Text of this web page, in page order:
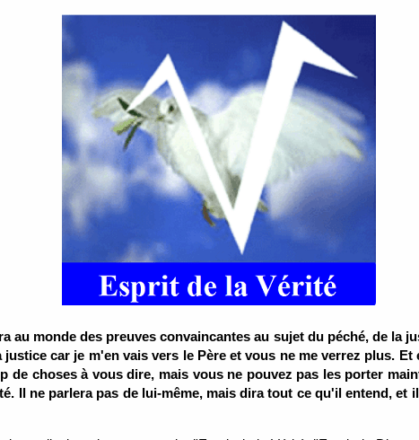
au monde des preuves convaincantes au sujet du péché, de la
car je m'en vais vers le Père et vous ne me verrez plus.
de choses à vous dire, mais vous ne pouvez pas les porter
Il ne parlera pas de lui-même, mais dira tout ce qu'il entend, et